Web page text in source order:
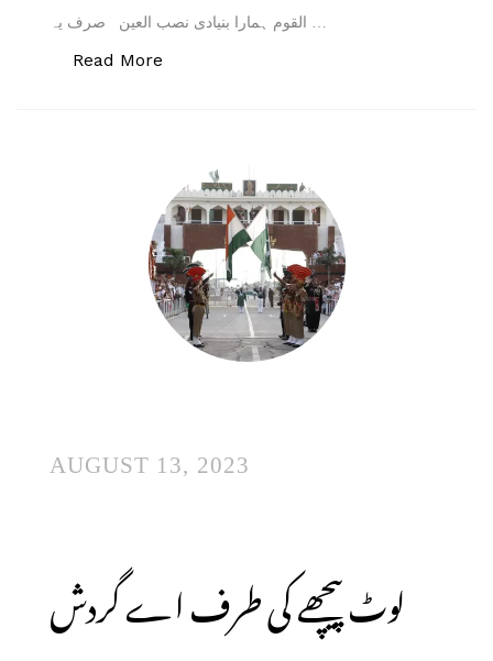
القوم ہمارا بنیادی نصب العین صرف یہ …
Read More
AUGUST 13, 2023
لوٹ پیچھے کی طرف اے گردش